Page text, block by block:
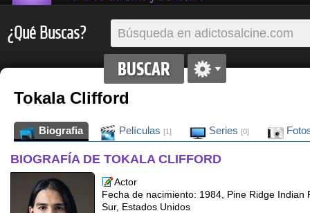
¿Qué Buscas?
Tokala Clifford
Biografia Películas [1] Series [0]
BIOGRAFÍA DE TOKALA CLIFFORD
Actor
Fecha de nacimiento: 1984, Pine Ridge Indian
Sur, Estados Unidos